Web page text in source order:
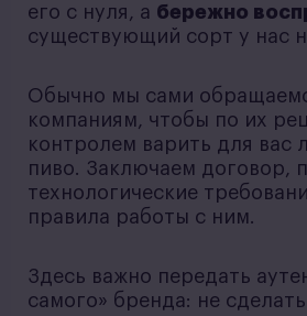
его с нуля, а бережно
существующий сорт у нас
Обычно мы сами
компаниям, чтобы по их
контролем варить для вас
пиво. Заключаем договор,
технологические
правила работы с ним.
Здесь важно передать
самого» бренда: не